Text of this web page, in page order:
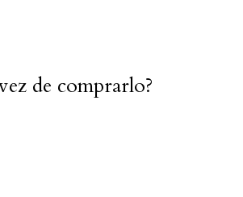
de comprarlo?